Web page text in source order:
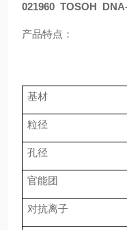
021960 TOSOH
产品特点：
基材
粒径
孔径
官能团
对抗离子